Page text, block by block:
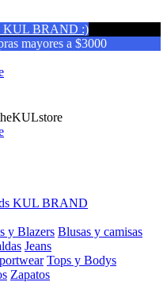
KUL BRAND :)
mayores a $3000
KUL BRAND
y Blazers Blusas y camisas
Jeans
Tops y Bodys
Zapatos